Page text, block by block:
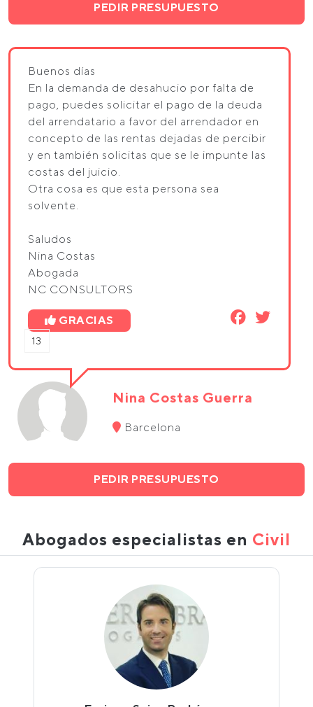
PEDIR PRESUPUESTO
Buenos días
En la demanda de desahucio por falta de
pago, puedes solicitar el pago de la deuda
del arrendatario a favor del arrendador en
concepto de las rentas dejadas de percibir
y en también solicitas que se le impunte las
costas del juicio.
Otra cosa es que esta persona sea
solvente.
Saludos
Nina Costas
Abogada
NC CONSULTORS
GRACIAS
13
Nina Costas Guerra
Barcelona
PEDIR PRESUPUESTO
Abogados especialistas en Civil